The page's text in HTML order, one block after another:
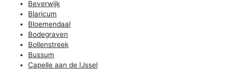
Beverwijk
Blaricum
Bloemendaal
Bodegraven
Bollenstreek
Bussum
Capelle aan de IJssel